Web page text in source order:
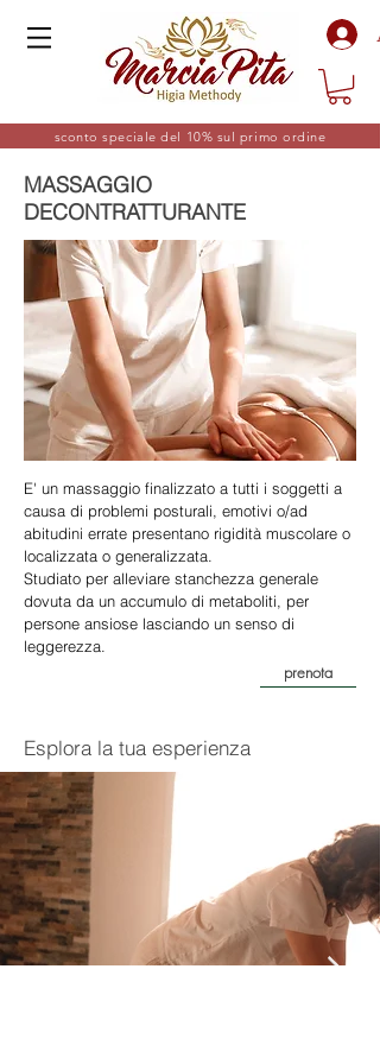
sconto speciale del 10% sul primo ordine
MASSAGGIO
DECONTRATTURANTE
E' un massaggio finalizzato a tutti i soggetti a
causa di problemi posturali, emotivi o/ad
abitudini errate presentano rigidità muscolare o
localizzata o generalizzata.
Studiato per alleviare stanchezza generale
dovuta da un accumulo di metaboliti, per
persone ansiose lasciando un senso di
leggerezza.
prenota
Esplora la tua esperienza